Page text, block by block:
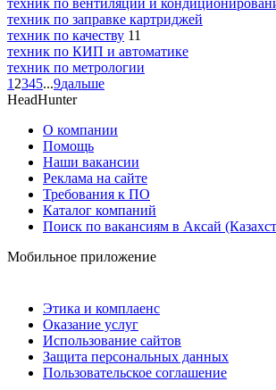
техник по заправке картриджей
техник по качеству 11
техник по КИП и автоматике
техник по метрологии
1 2345...9дальше
HeadHunter
О компании
Помощь
Наши вакансии
Реклама на сайте
Требования к ПО
Каталог компаний
Поиск по вакансиям в Аксай
Мобильное приложение
Этика и комплаенс
Оказание услуг
Использование сайтов
Защита персональных данных
Пользовательское соглашение